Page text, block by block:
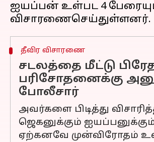
ஐயப்பன் உள்பட 4 பேரையும்
தீவிர விசாரணை
சடலத்தை மீட்டு
பரிசோதனைக்கு
போலீசார்
அவர்களை பிடித்து
ஜெகனுக்கும்
ஏற்கனவே முன்விரோதம்